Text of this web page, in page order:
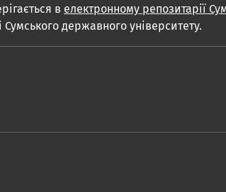
в електронному репозитарії
Сумського державного університету.